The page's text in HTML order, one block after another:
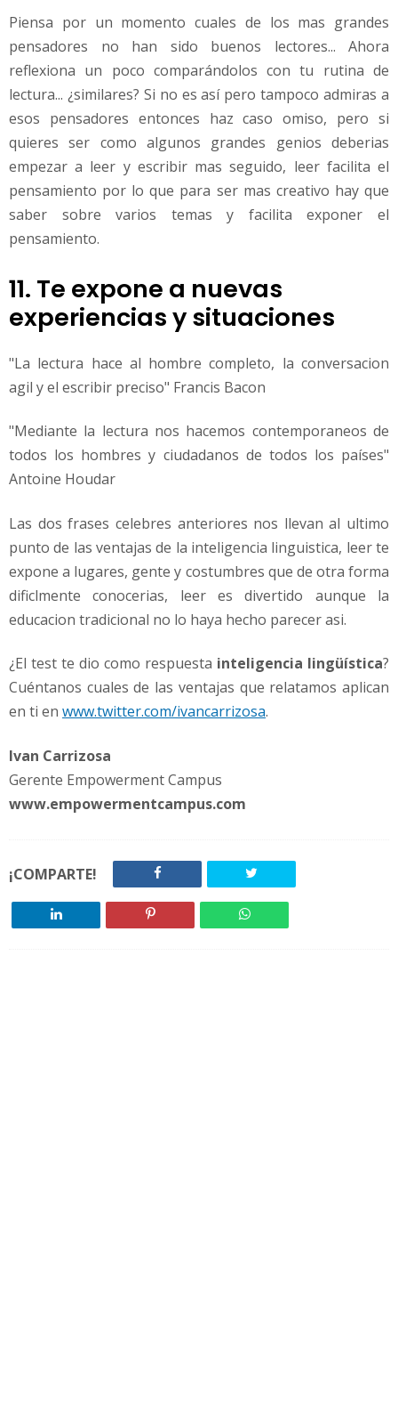
Piensa por un momento cuales de los mas grandes
pensadores no han sido buenos lectores... Ahora
reflexiona un poco comparándolos con tu rutina de
lectura... ¿similares? Si no es así pero tampoco admiras a
esos pensadores entonces haz caso omiso, pero si
quieres ser como algunos grandes genios deberias
empezar a leer y escribir mas seguido, leer facilita el
pensamiento por lo que para ser mas creativo hay que
saber sobre varios temas y facilita exponer el
pensamiento.
11. Te expone a nuevas
experiencias y situaciones
"La lectura hace al hombre completo, la conversacion
agil y el escribir preciso" Francis Bacon
"Mediante la lectura nos hacemos contemporaneos de
todos los hombres y ciudadanos de todos los países"
Antoine Houdar
Las dos frases celebres anteriores nos llevan al ultimo
punto de las ventajas de la inteligencia linguistica, leer te
expone a lugares, gente y costumbres que de otra forma
dificlmente conocerias, leer es divertido aunque la
educacion tradicional no lo haya hecho parecer asi.
¿El test te dio como respuesta inteligencia lingüística?
Cuéntanos cuales de las ventajas que relatamos aplican
en ti en www.twitter.com/ivancarrizosa.
Ivan Carrizosa
Gerente Empowerment Campus
www.empowermentcampus.com
¡COMPARTE!